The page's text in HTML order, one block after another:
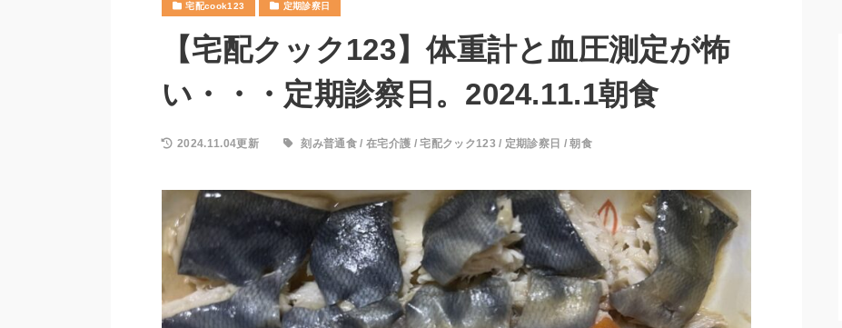
宅配cook123 定期診察日
【宅配クック123】体重計と血圧測定が怖
い・・・定期診察日。2024.11.1朝食
2024.11.04更新 刻み普通食 /在宅介護 /宅配クック123 / 定期診察日 /朝食